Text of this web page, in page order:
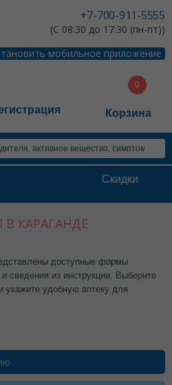
+7-700-911-5555
(С 08:30 до 17:30 (пн-пт))
мобильное приложение
Корзина
Скидки
КАРАГАНДЕ
доступные формы
сведения из инструкции. Выберите
укажите удобную аптеку для